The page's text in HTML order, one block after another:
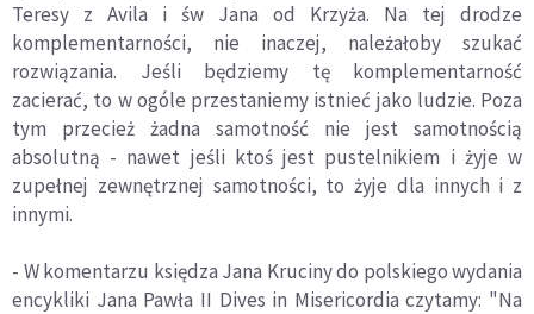
Teresy z Avila i św Jana od Krzyża. Na tej drodze
komplementarności, nie inaczej, należałoby szukać
rozwiązania. Jeśli będziemy tę komplementarność
zacierać, to w ogóle przestaniemy istnieć jako ludzie. Poza
tym przecież żadna samotność nie jest samotnością
absolutną - nawet jeśli ktoś jest pustelnikiem i żyje w
zupełnej zewnętrznej samotności, to żyje dla innych i z
innymi.
- W komentarzu księdza Jana Kruciny do polskiego wydania
encykliki Jana Pawła II Dives in Misericordia czytamy: "Na